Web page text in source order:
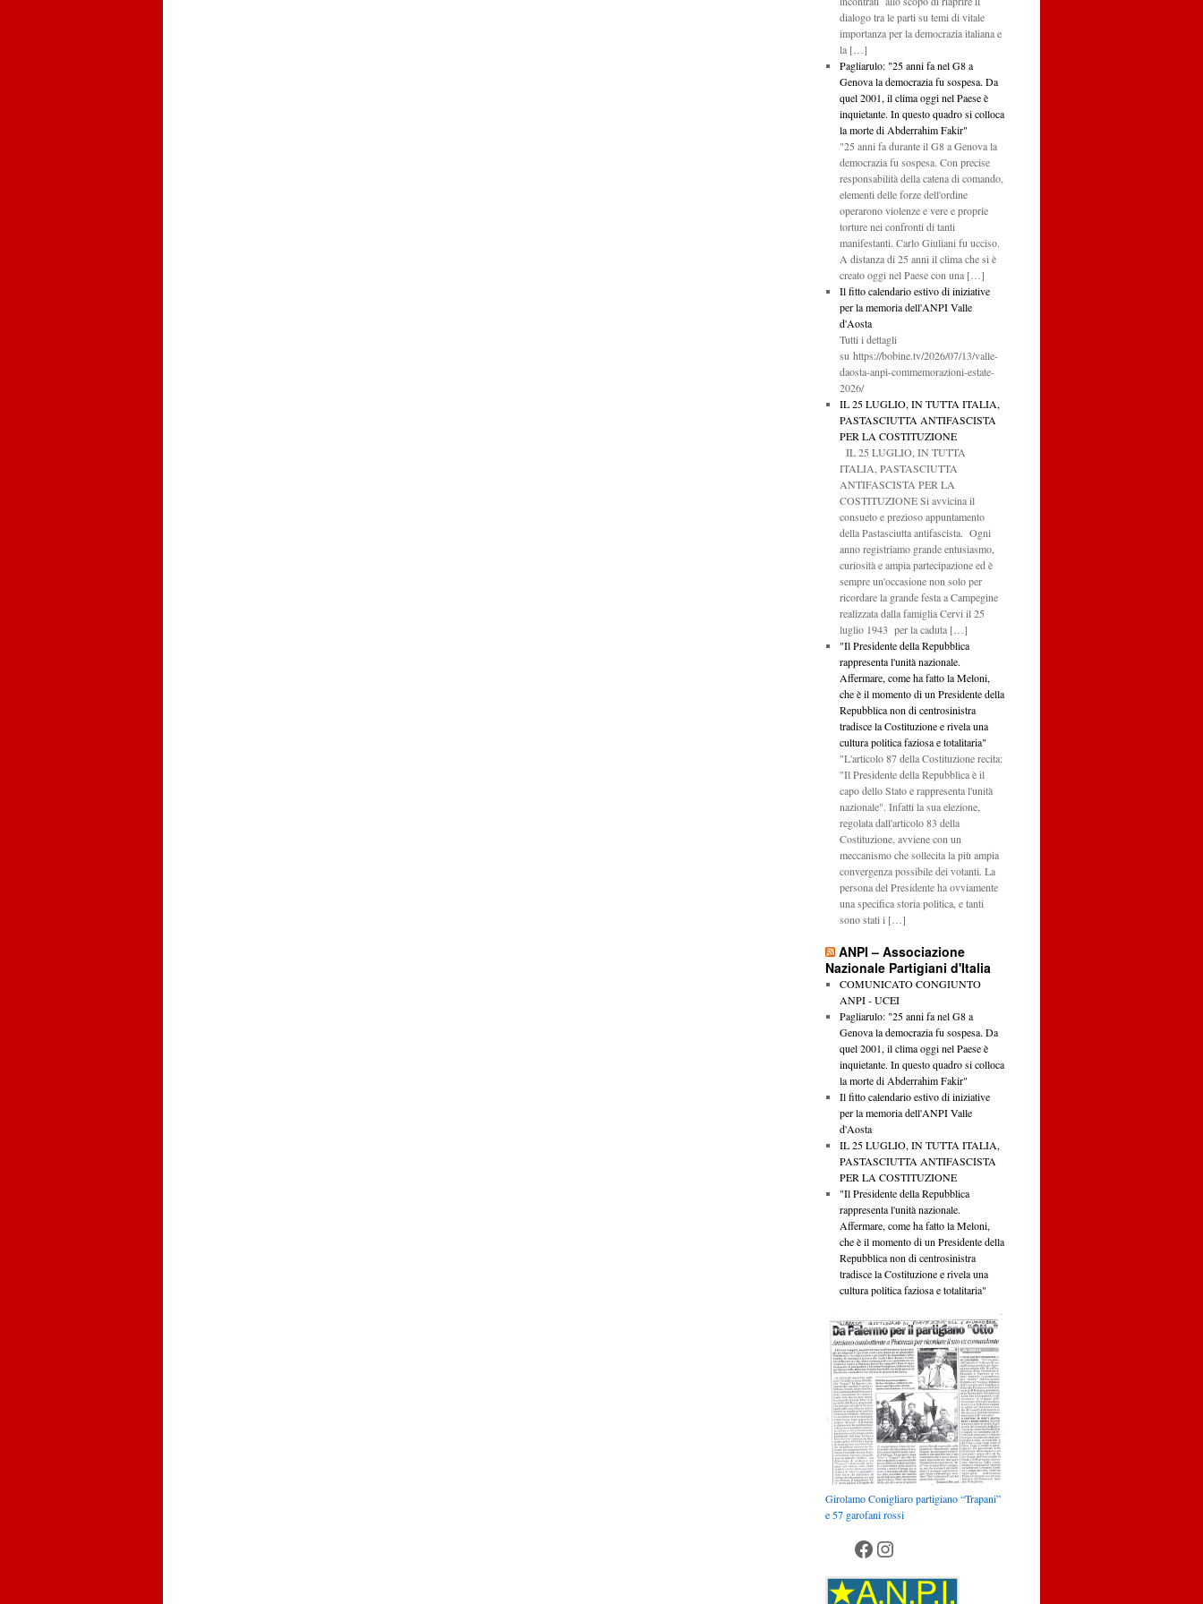
dialogo tra le parti su temi di vitale
importanza per la democrazia italiana e
la […]
Pagliarulo: "25 anni fa nel G8 a
Genova la democrazia fu sospesa. Da
quel 2001, il clima oggi nel Paese è
inquietante. In questo quadro si colloca
la morte di Abderrahim Fakir"
"25 anni fa durante il G8 a Genova la
democrazia fu sospesa. Con precise
responsabilità della catena di comando,
elementi delle forze dell'ordine
operarono violenze e vere e proprie
torture nei confronti di tanti
manifestanti. Carlo Giuliani fu ucciso.
A distanza di 25 anni il clima che si è
creato oggi nel Paese con una […]
Il fitto calendario estivo di iniziative
per la memoria dell'ANPI Valle
d'Aosta
Tutti i dettagli
su https://bobine.tv/2026/07/13/valle-
daosta-anpi-commemorazioni-estate-
2026/
IL 25 LUGLIO, IN TUTTA ITALIA,
PASTASCIUTTA ANTIFASCISTA
PER LA COSTITUZIONE
IL 25 LUGLIO, IN TUTTA
ITALIA, PASTASCIUTTA
ANTIFASCISTA PER LA
COSTITUZIONE Si avvicina il
consueto e prezioso appuntamento
della Pastasciutta antifascista. Ogni
anno registriamo grande entusiasmo,
curiosità e ampia partecipazione ed è
sempre un'occasione non solo per
ricordare la grande festa a Campegine
realizzata dalla famiglia Cervi il 25
luglio 1943 per la caduta […]
"Il Presidente della Repubblica
rappresenta l'unità nazionale.
Affermare, come ha fatto la Meloni,
che è il momento di un Presidente della
Repubblica non di centrosinistra
tradisce la Costituzione e rivela una
cultura politica faziosa e totalitaria"
"L'articolo 87 della Costituzione recita:
"Il Presidente della Repubblica è il
capo dello Stato e rappresenta l'unità
nazionale". Infatti la sua elezione,
regolata dall'articolo 83 della
Costituzione, avviene con un
meccanismo che sollecita la più ampia
convergenza possibile dei votanti. La
persona del Presidente ha ovviamente
una specifica storia politica, e tanti
sono stati i […]
ANPI – Associazione
Nazionale Partigiani d'Italia
COMUNICATO CONGIUNTO
ANPI - UCEI
Pagliarulo: "25 anni fa nel G8 a
Genova la democrazia fu sospesa. Da
quel 2001, il clima oggi nel Paese è
inquietante. In questo quadro si colloca
la morte di Abderrahim Fakir"
Il fitto calendario estivo di iniziative
per la memoria dell'ANPI Valle
d'Aosta
IL 25 LUGLIO, IN TUTTA ITALIA,
PASTASCIUTTA ANTIFASCISTA
PER LA COSTITUZIONE
"Il Presidente della Repubblica
rappresenta l'unità nazionale.
Affermare, come ha fatto la Meloni,
che è il momento di un Presidente della
Repubblica non di centrosinistra
tradisce la Costituzione e rivela una
cultura politica faziosa e totalitaria"
Girolamo Conigliaro partigiano “Trapani”
e 57 garofani rossi
Anpi Palermo
Anpi Palermo